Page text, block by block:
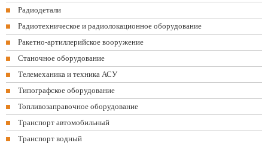
Радиодетали
Радиотехническое и радиолокационное оборудование
Ракетно-артиллерийское вооружение
Станочное оборудование
Телемеханика и техника АСУ
Типографское оборудование
Топливозаправочное оборудование
Транспорт автомобильный
Транспорт водный